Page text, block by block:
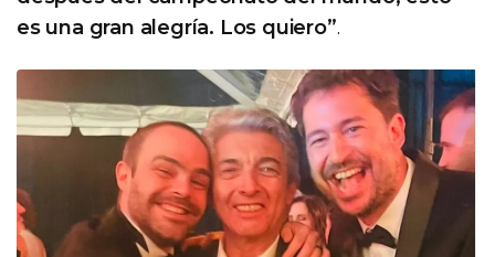
es una gran alegría. Los quiero”.